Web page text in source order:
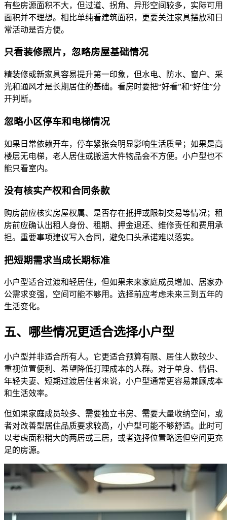
有些房源面积不大，但过道、拐角、异形空间较多，实际可用
面积并不理想。相比单纯看建筑面积，更要关注家具摆放和日
常活动是否方便。
只看装修照片，忽略房屋基础情况
精装修或新家具容易提升第一印象，但水电、防水、窗户、采
光和通风才是长期居住的基础。看房时要把“好看”和“好住”分
开判断。
忽略小区停车和电梯情况
如果日常依赖开车，停车紧张会明显影响生活质量；如果是高
楼层无电梯，老人居住或搬运大件物品会不方便。小户型也不
能只看室内。
没有核实产权和合同条款
购房前应核实房屋权属、是否存在抵押或限制交易等情况；租
房前应确认出租人身份、租期、押金退还、维修责任和费用承
担。重要事项建议写入合同，避免口头承诺难以落实。
把短期需求当成长期标准
小户型适合过渡和轻居住，但如果未来家庭成员增加、居家办
公需求变强，空间可能不够用。选择前应考虑未来三到五年的
生活变化。
五、哪些情况更适合选择小户型
小户型并非适合所有人。它更适合预算有限、居住人数较少、
重视位置便利、希望降低打理成本的人群。对于单身、情侣、
年轻夫妻、短期过渡居住者来说，小户型通常更容易兼顾成本
和生活效率。
但如果家庭成员较多、需要独立书房、需要大量收纳空间，或
者对改善型居住品质要求较高，小户型可能不够舒适。此时可
以考虑面积稍大的两居或三居，或者选择位置略远但空间更充
足的房源。